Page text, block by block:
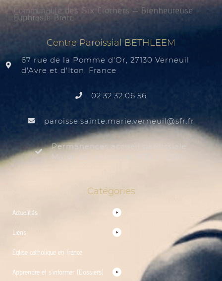
Communauté des Six Clochers – Bienheureuse
Euphrasie Brard
Centre Paroissial BETHLEEM
67 rue de la Pomme d'Or, 27130 Verneuil
d'Avre et d'Iton, France
02.32.32.06.56
rf.rfs
@liuenrev.eiram.etnias.essiorap
Permanences accueil paroissiale
Mardi au samedi de 9:30 à 12:00
Catégories
Actualités
Liens
Église catholique en France
Apprendre et s’informer (Dossiers)